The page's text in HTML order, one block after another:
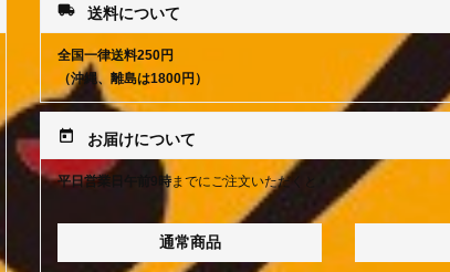
local_shipping 送料について
全国一律送料250円
（沖縄、離島は1800円）
today お届けについて
平日営業日午前9時までにご注文いただくと
通常商品